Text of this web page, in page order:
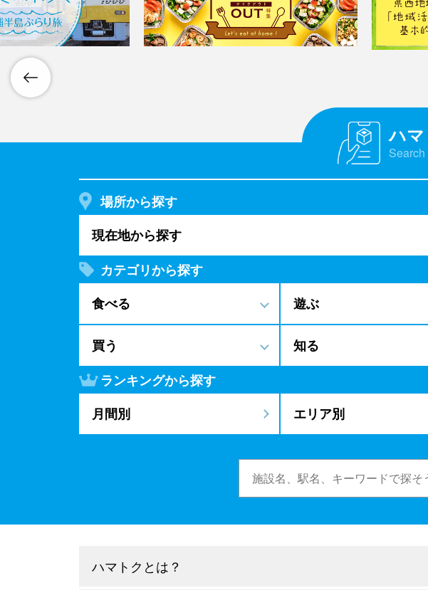
ハ
Search
場所から探す
現在地から探す
カテゴリから探す
食べる
遊ぶ
買う 知る
ランキングから探す
月間別
エリア別
ハマトクとは？